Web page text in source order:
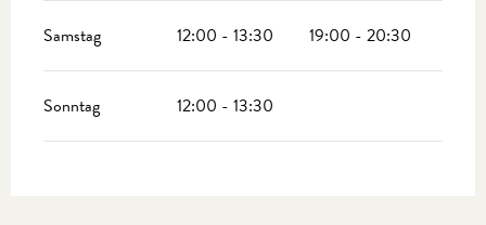
Samstag 12:00 - 13:30 19:00 - 20:30
Sonntag 12:00 - 13:30